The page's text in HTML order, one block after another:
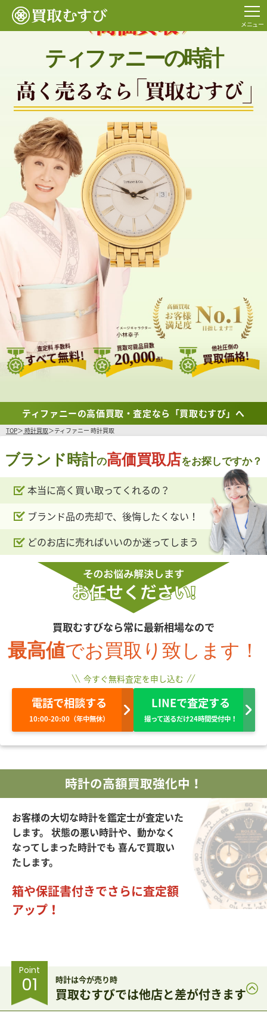
メニュー
ティファニーの時計
査定料 手数料
すべて無料!
買取可能品目数
20,000点!
他社圧倒の
買取価格!
ティファニーの高価買取・査定なら「買取むすび」へ
TOP 時計買取 ティファニー 時計買取
ブランド時計の高価買取店をお探しですか？
本当に高く買い取ってくれるの？
ブランド品の売却で、後悔したくない！
どのお店に売ればいいのか迷ってしまう
買取むすびなら常に最新相場なので
最高値でお買取り致します！
今すぐ無料査定を申し込む
電話で相談する
10:00-20:00（年中無休）
LINEで査定する
撮って送るだけ24時間受付中！
時計の高額買取強化中！
お客様の大切な時計を鑑定士が査定いた
します。 状態の悪い時計や、動かなく
なってしまった時計でも 喜んで買取い
たします。
箱や保証書付きでさらに査定額
アップ！
Point
01 時計は今が売り時
買取むすびでは他店と差が付きます